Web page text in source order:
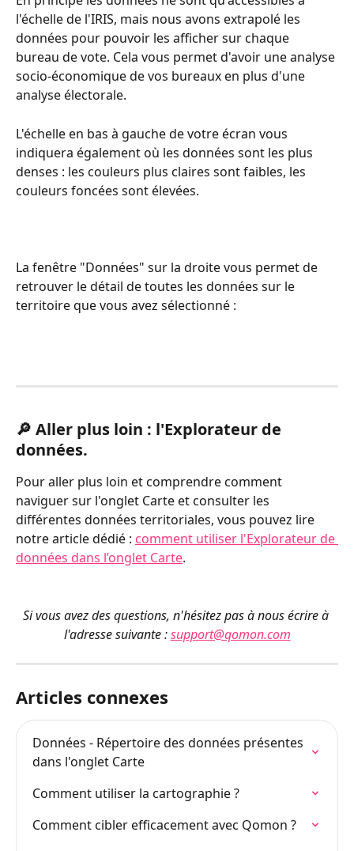
l'échelle de l'IRIS, mais nous avons extrapolé les
données pour pouvoir les afficher sur chaque
bureau de vote. Cela vous permet d'avoir une analyse
socio-économique de vos bureaux en plus d'une
analyse électorale.
L'échelle en bas à gauche de votre écran vous
indiquera également où les données sont les plus
denses : les couleurs plus claires sont faibles, les
couleurs foncées sont élevées.
La fenêtre "Données" sur la droite vous permet de
retrouver le détail de toutes les données sur le
territoire que vous avez sélectionné :
🔎 Aller plus loin : l'Explorateur de
données.
Pour aller plus loin et comprendre comment
naviguer sur l'onglet Carte et consulter les
différentes données territoriales, vous pouvez lire
notre article dédié : comment utiliser l'Explorateur de
données dans l’onglet Carte.
Si vous avez des questions, n'hésitez pas à nous écrire à
l'adresse suivante : support@qomon.com
Articles connexes
Données - Répertoire des données présentes
dans l'onglet Carte
Comment utiliser la cartographie ?
Comment cibler efficacement avec Qomon ?